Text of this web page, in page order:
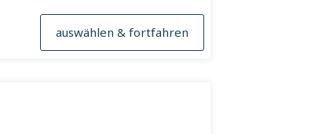
auswählen & fortfahren